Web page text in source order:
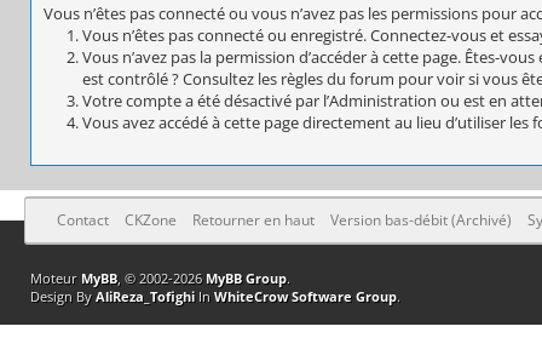
Vous n’êtes pas connecté ou vous n’avez pas les permissions pour
Vous n’êtes pas connecté ou enregistré. Connectez-vous et
Vous n’avez pas la permission d’accéder à cette page. Êtes-
est contrôlé ? Consultez les règles du forum pour voir si vous
Votre compte a été désactivé par l’Administration ou est en
Vous avez accédé à cette page directement au lieu d’utiliser
Contact CKZone Retourner en haut Version bas-débit (Archivé)
Moteur MyBB, © 2002-2026 MyBB Group.
Design By AliReza_TofighiIn WhiteCrow Software Group.